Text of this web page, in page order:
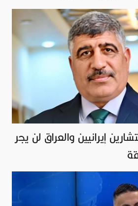
إيرانيين والعراق لن يجر